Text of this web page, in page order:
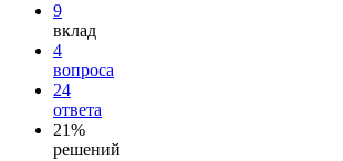
9
вклад
4
вопроса
24
ответа
21%
решений